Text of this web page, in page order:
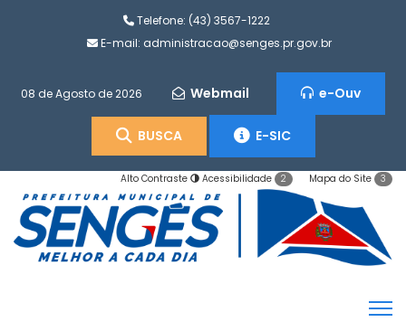
Telefone: (43) 3567-1222
E-mail: administracao@senges.pr.gov.br
08 de Agosto de 2026 Webmail e-Ouv
BUSCA E-SIC
Alto Contraste Acessibilidade 2 Mapa do Site 3